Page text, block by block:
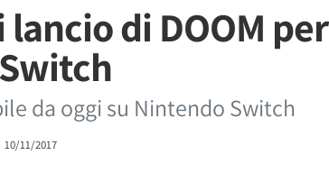
di DOOM per
da oggi su Nintendo Switch
10/11/2017